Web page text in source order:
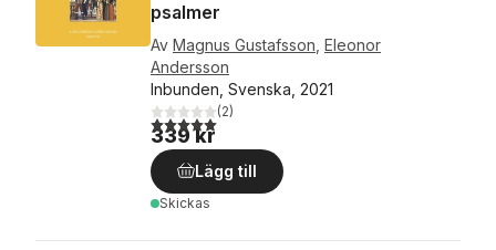
psalmer
Av Magnus Gustafsson Eleonor
Andersson
Inbunden, Svenska, 2021
5,0utav 5 stjärnor. Totalt antal röster:
(2)
339 kr
Lägg till
Skickas